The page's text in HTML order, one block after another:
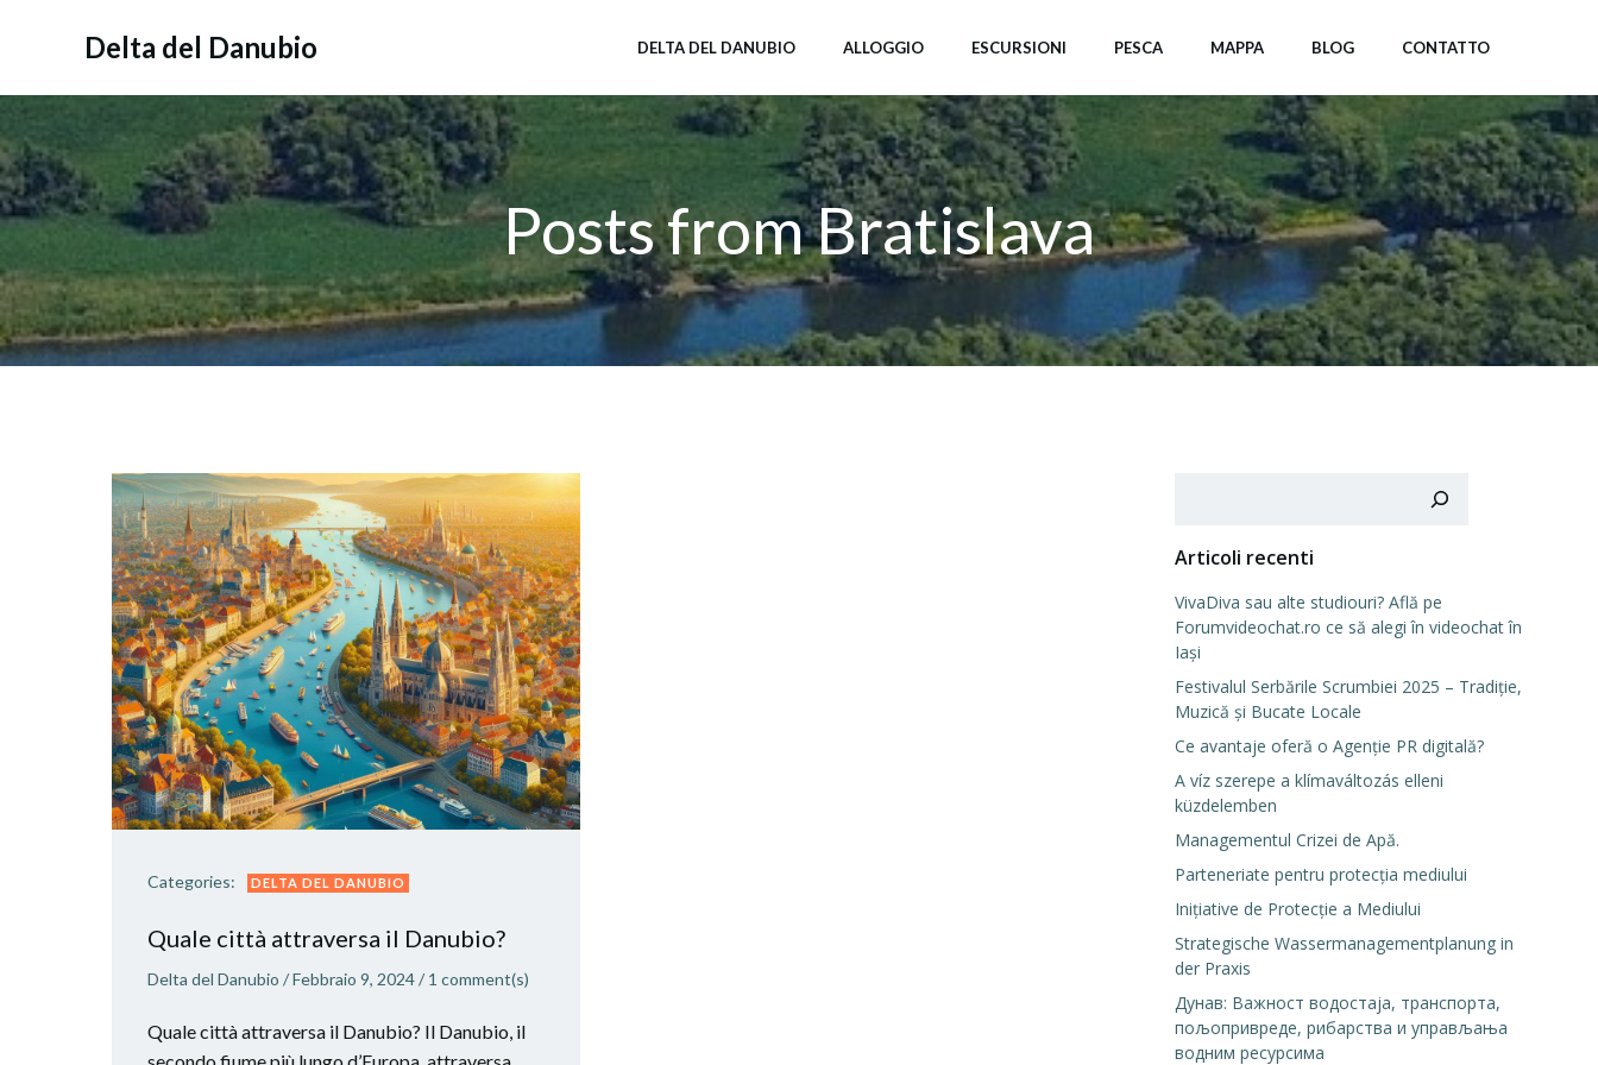
Delta del Danubio DELTA DEL DANUBIO ALLOGGIO ESCURSIONI PESCA MAPPA BLOG CONTATTO
Posts from Bratislava
Categories: DELTA DEL DANUBIO
Quale città attraversa il Danubio?
Delta del Danubio /Febbraio 9, 2024/ 1 comment(s)
Quale città attraversa il Danubio? Il Danubio, il
Articoli recenti
VivaDiva sau alte studiouri? Află pe
Forumvideochat.ro ce să alegi în videochat în
Iași
Festivalul Serbările Scrumbiei 2025 – Tradiție,
Muzică și Bucate Locale
Ce avantaje oferă o Agenție PR digitală?
A víz szerepe a klímaváltozás elleni
küzdelemben
Managementul Crizei de Apă.
Parteneriate pentru protecția mediului
Inițiative de Protecție a Mediului
Strategische Wassermanagementplanung in
der Praxis
Дунав: Важност водостаја, транспорта,
пољопривреде, рибарства и управљања
водним ресурсима